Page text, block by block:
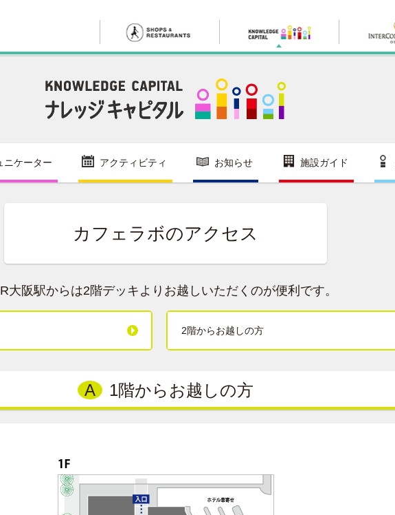
ニケーター アクティビティ お知らせ 施設ガイド
カフェラボのアクセス
大阪駅からは2階デッキよりお越しいただくのが便利です。
2階からお越しの方
A 1階からお越しの方